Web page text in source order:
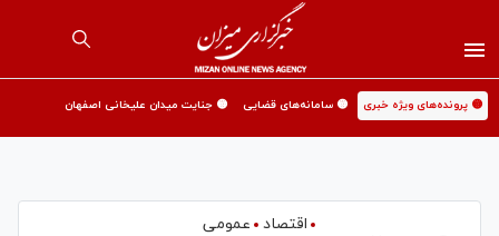
🟡 پرونده‌های ویژه خبری 🟡 سامانه‌های قضایی 🟡 جنایت میدان علیخانی اصفهان
اقتصاد
عمومی